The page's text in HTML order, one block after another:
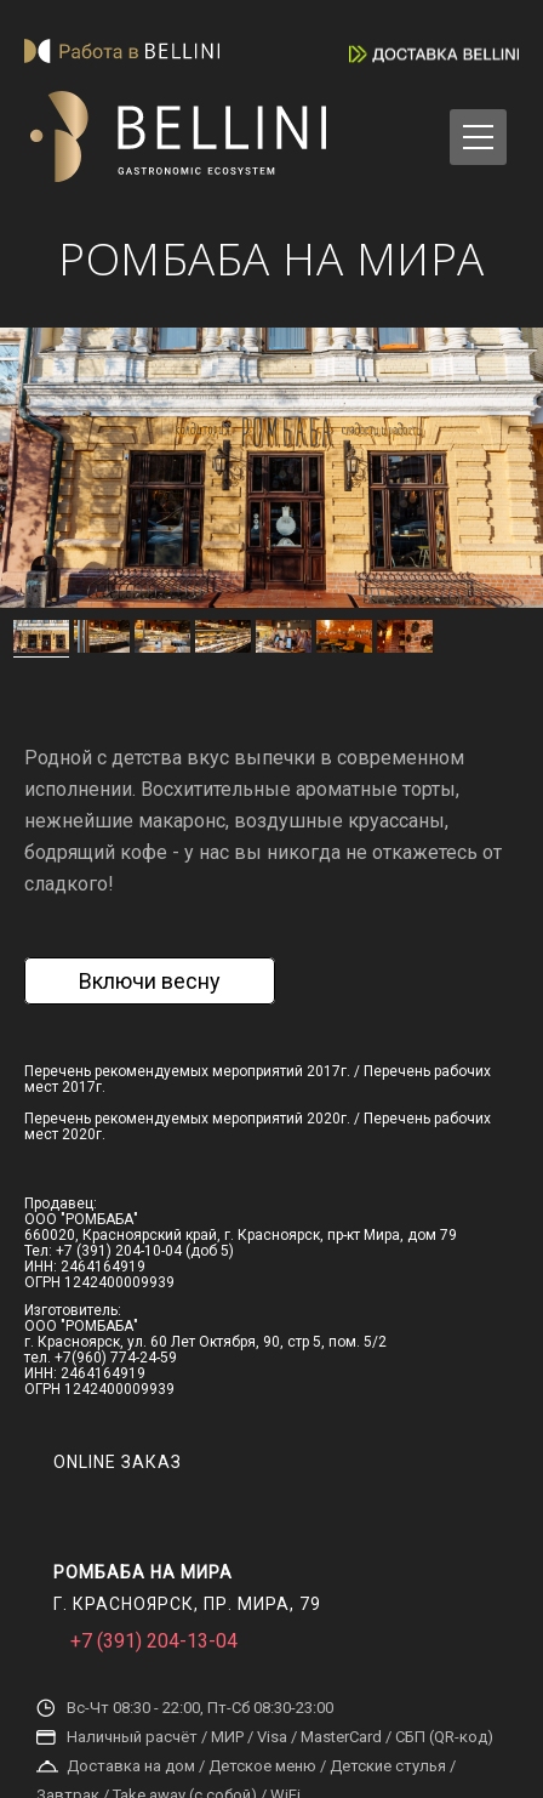
РОМБАБА НА МИРА
Родной с детства вкус выпечки в современном
исполнении. Восхитительные ароматные торты,
нежнейшие макаронс, воздушные круассаны,
бодрящий кофе - у нас вы никогда не откажетесь от
сладкого!
Включи весну
Перечень рекомендуемых мероприятий 2017г. / Перечень рабочих
мест 2017г.
Перечень рекомендуемых мероприятий 2020г. / Перечень рабочих
мест 2020г.
Продавец:
ООО "РОМБАБА"
660020, Красноярский край, г. Красноярск, пр-кт Мира, дом 79
Тел: +7 (391) 204-10-04 (доб 5)
ИНН: 2464164919
ОГРН 1242400009939
Изготовитель:
ООО "РОМБАБА"
г. Красноярск, ул. 60 Лет Октября, 90, стр 5, пом. 5/2
тел. +7(960) 774-24-59
ИНН: 2464164919
ОГРН 1242400009939
ONLINE ЗАКАЗ
РОМБАБА НА МИРА
Г. КРАСНОЯРСК, ПР. МИРА, 79
+7 (391) 204-13-04
Вс-Чт 08:30 - 22:00, Пт-Сб 08:30-23:00
Наличный расчёт / МИР / Visa / MasterCard / СБП (QR-код)
Доставка на дом / Детское меню / Детские стулья /